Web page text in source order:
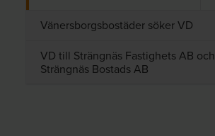
Vänersborgsbostäder söker VD
VD till Strängnäs Fastighets AB och
Strängnäs Bostads AB